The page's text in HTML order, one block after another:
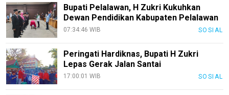
Bupati Pelalawan, H Zukri Kukuhkan
Dewan Pendidikan Kabupaten Pelalawan
07:34:46 WIB SOSIAL
Peringati Hardiknas, Bupati H Zukri
Lepas Gerak Jalan Santai
17:00:01 WIB SOSIAL